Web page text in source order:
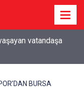
vatandaşa
BURSA